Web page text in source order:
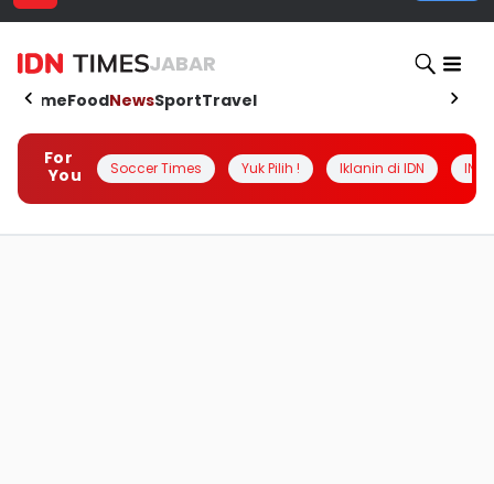
JABAR
HomeFoodNewsSportTravel
For
You
Soccer Times Yuk Pilih ! Iklanin di IDN